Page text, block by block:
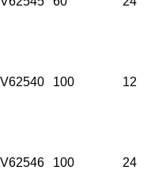
V62540 100 12
V62546 100 24